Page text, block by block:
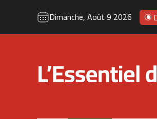
Dimanche, Août 9 2026